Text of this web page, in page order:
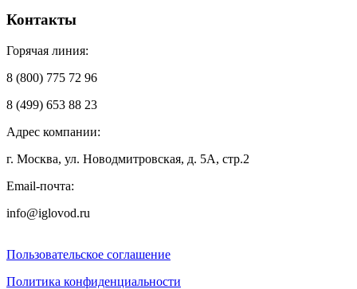
Контакты
Горячая линия:
8 (800) 775 72 96
8 (499) 653 88 23
Адрес компании:
г. Москва, ул. Новодмитровская, д. 5А, стр.2
Email-почта:
info@iglovod.ru
Пользовательское соглашение
Политика конфиденциальности